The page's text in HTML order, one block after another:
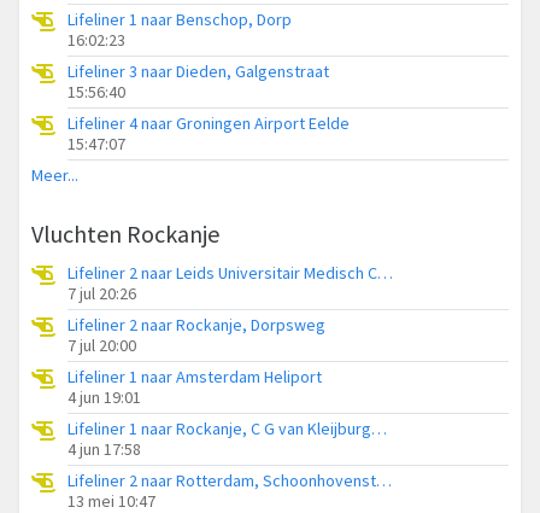
Lifeliner 1 naar Benschop, Dorp
16:02:23
Lifeliner 3 naar Dieden, Galgenstraat
15:56:40
Lifeliner 4 naar Groningen Airport Eelde
15:47:07
Meer...
Vluchten Rockanje
Lifeliner 2 naar Leids Universitair Medisch Centrum (LUMC)
7 jul 20:26
Lifeliner 2 naar Rockanje, Dorpsweg
7 jul 20:00
Lifeliner 1 naar Amsterdam Heliport
4 jun 19:01
Lifeliner 1 naar Rockanje, C G van Kleijburgweg
4 jun 17:58
Lifeliner 2 naar Rotterdam, Schoonhovenstraat
13 mei 10:47